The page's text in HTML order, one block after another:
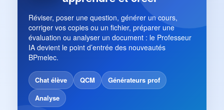
Réviser, poser une question, générer un cours,
corriger vos copies ou un fichier, préparer une
évaluation ou analyser un document : le Professeur
IA devient le point d’entrée des nouveautés
BPmelec.
Chat élève QCM
Générateurs prof
Analyse